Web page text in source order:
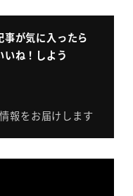
事が気に入ったら
いね！しよう
報をお届けします